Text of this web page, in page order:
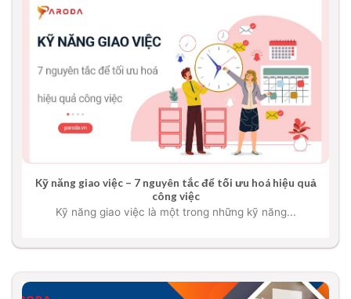
Kỹ năng giao việc – 7 nguyên tắc để tối ưu hoá hiệu quả
công việc
Kỹ năng giao việc là một trong những kỹ năng...